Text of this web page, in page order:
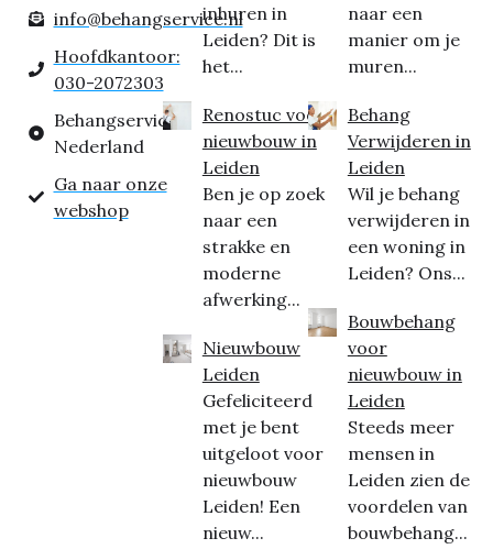
info@behangservice.nl
Hoofdkantoor:
030-2072303
Behangservice
Nederland
Ga naar onze
webshop
inhuren in
Leiden? Dit is
het...
Renostuc voor
nieuwbouw in
Leiden
Ben je op zoek
naar een
strakke en
moderne
afwerking...
Nieuwbouw
Leiden
Gefeliciteerd
met je bent
uitgeloot voor
nieuwbouw
Leiden! Een
nieuw...
naar een
manier om je
muren...
Behang
Verwijderen in
Leiden
Wil je behang
verwijderen in
een woning in
Leiden? Ons...
Bouwbehang
voor
nieuwbouw in
Leiden
Steeds meer
mensen in
Leiden zien de
voordelen van
bouwbehang...